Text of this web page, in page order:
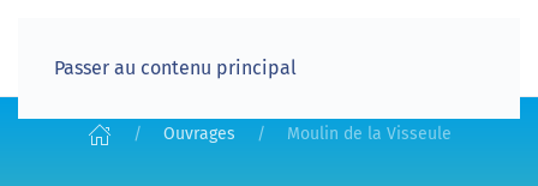
Passer au contenu principal
Ouvrages Moulin de la Visseule